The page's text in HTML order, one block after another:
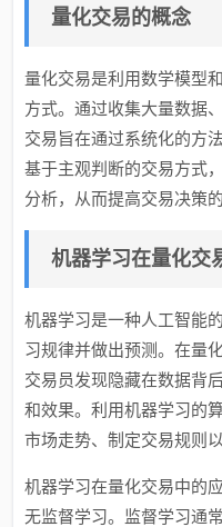
量化交易的概念
量化交易是利用数学模型
方式。通过收集大量数据
交易旨在通过系统化的方
基于主观判断的交易方式
分析，从而提高交易决策
机器学习在量化交
机器学习是一种人工智能
习规律并做出预测。在量
交易员发现隐藏在数据背
和效果。利用机器学习的
市场走势、制定交易规则
机器学习在量化交易中的
无监督学习。监督学习通